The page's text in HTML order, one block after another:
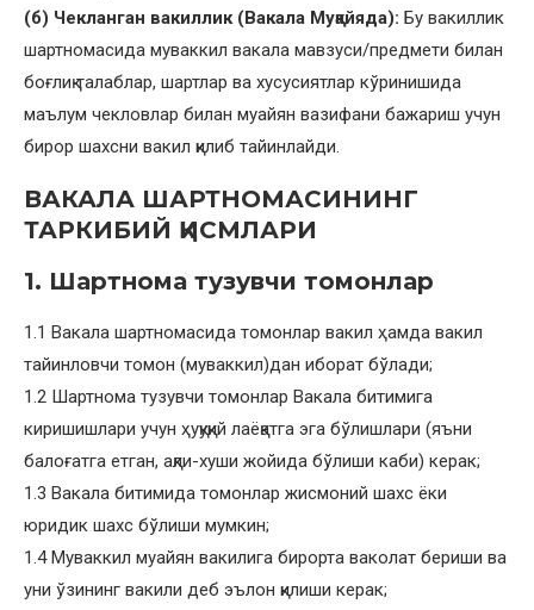
(б) Чекланган вакиллик (Вакала Муқайяда): Бу вакиллик
шартномасида муваккил вакала мавзуси/предмети билан
боғлиқ талаблар, шартлар ва хусусиятлар кўринишида
маълум чекловлар билан муайян вазифани бажариш учун
бирор шахсни вакил қилиб тайинлайди.
ВАКАЛА ШАРТНОМАСИНИНГ
ТАРКИБИЙ ҚИСМЛАРИ
1. Шартнома тузувчи томонлар
1.1 Вакала шартномасида томонлар вакил ҳамда вакил
тайинловчи томон (муваккил)дан иборат бўлади;
1.2 Шартнома тузувчи томонлар Вакала битимига
киришишлари учун ҳуқуқий лаёқатга эга бўлишлари (яъни
балоғатга етган, ақли-хуши жойида бўлиши каби) керак;
1.3 Вакала битимида томонлар жисмоний шахс ёки
юридик шахс бўлиши мумкин;
1.4 Муваккил муайян вакилига бирорта ваколат бериши ва
уни ўзининг вакили деб эълон қилиши керак;